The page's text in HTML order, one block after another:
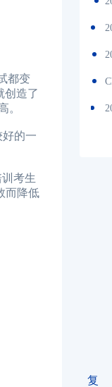
都变
创造了
。
的一
考生
而降低
复